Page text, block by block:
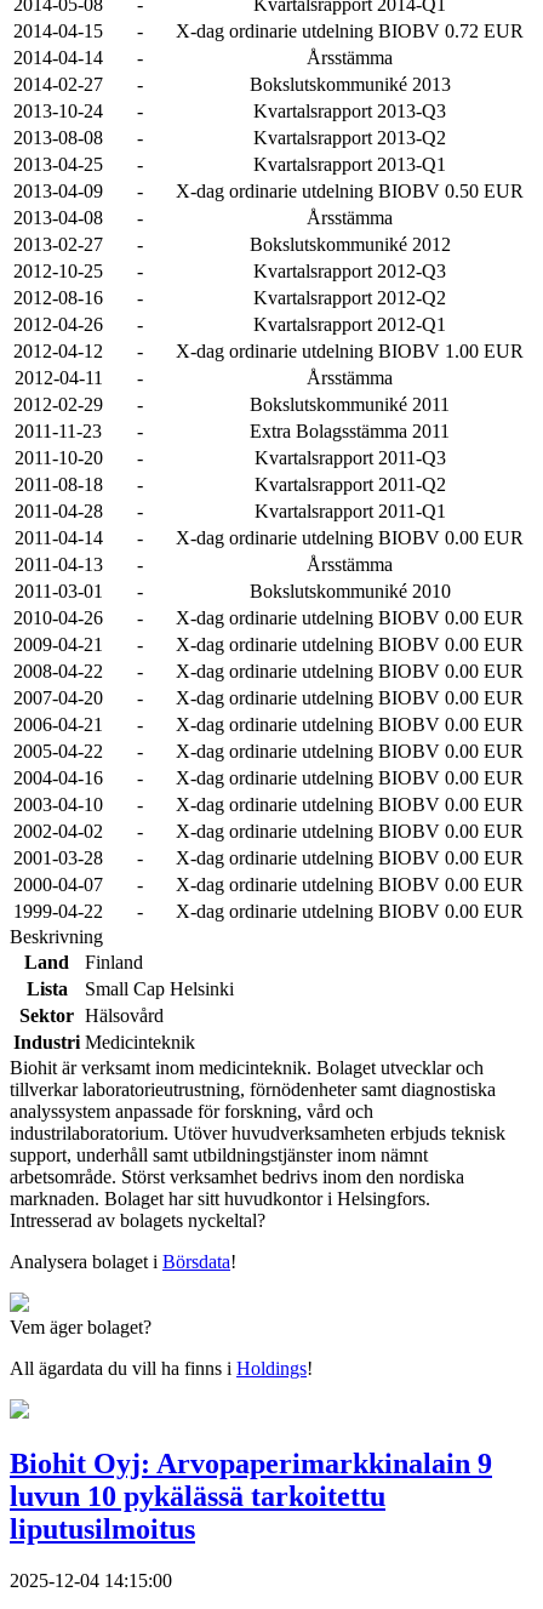
2014-05-08 -
Kvartalsrapport 2014-Q1
2014-04-15
-
X-dag ordinarie utdelning BIOBV 0.72 EUR
2014-04-14
-
Årsstämma
2014-02-27
-
Bokslutskommuniké 2013
2013-10-24
-
Kvartalsrapport 2013-Q3
2013-08-08
-
Kvartalsrapport 2013-Q2
2013-04-25
-
Kvartalsrapport 2013-Q1
2013-04-09
-
X-dag ordinarie utdelning BIOBV 0.50 EUR
2013-04-08
-
Årsstämma
2013-02-27
-
Bokslutskommuniké 2012
2012-10-25
-
Kvartalsrapport 2012-Q3
2012-08-16
-
Kvartalsrapport 2012-Q2
2012-04-26
-
Kvartalsrapport 2012-Q1
2012-04-12
-
X-dag ordinarie utdelning BIOBV 1.00 EUR
2012-04-11
-
Årsstämma
2012-02-29
-
Bokslutskommuniké 2011
2011-11-23
-
Extra Bolagsstämma 2011
2011-10-20
-
Kvartalsrapport 2011-Q3
2011-08-18
-
Kvartalsrapport 2011-Q2
2011-04-28
-
Kvartalsrapport 2011-Q1
2011-04-14
-
X-dag ordinarie utdelning BIOBV 0.00 EUR
2011-04-13
-
Årsstämma
2011-03-01
-
Bokslutskommuniké 2010
2010-04-26
-
X-dag ordinarie utdelning BIOBV 0.00 EUR
2009-04-21
-
X-dag ordinarie utdelning BIOBV 0.00 EUR
2008-04-22
-
X-dag ordinarie utdelning BIOBV 0.00 EUR
2007-04-20
-
X-dag ordinarie utdelning BIOBV 0.00 EUR
2006-04-21
-
X-dag ordinarie utdelning BIOBV 0.00 EUR
2005-04-22
-
X-dag ordinarie utdelning BIOBV 0.00 EUR
2004-04-16
-
X-dag ordinarie utdelning BIOBV 0.00 EUR
2003-04-10
-
X-dag ordinarie utdelning BIOBV 0.00 EUR
2002-04-02
-
X-dag ordinarie utdelning BIOBV 0.00 EUR
2001-03-28
-
X-dag ordinarie utdelning BIOBV 0.00 EUR
2000-04-07
-
X-dag ordinarie utdelning BIOBV 0.00 EUR
1999-04-22
-
X-dag ordinarie utdelning BIOBV 0.00 EUR
Beskrivning
Land
Finland
Lista
Small Cap Helsinki
Sektor Hälsovård
Industri Medicinteknik
Biohit är verksamt inom medicinteknik. Bolaget utvecklar och
tillverkar laboratorieutrustning, förnödenheter samt diagnostiska
analyssystem anpassade för forskning, vård och
industrilaboratorium. Utöver huvudverksamheten erbjuds teknisk
support, underhåll samt utbildningstjänster inom nämnt
arbetsområde. Störst verksamhet bedrivs inom den nordiska
marknaden. Bolaget har sitt huvudkontor i Helsingfors.
Intresserad av bolagets nyckeltal?
Analysera bolaget i Börsdata!
Vem äger bolaget?
All ägardata du vill ha finns i Holdings!
Biohit Oyj: Arvopaperimarkkinalain 9
luvun 10 pykälässä tarkoitettu
liputusilmoitus
2025-12-04 14:15:00